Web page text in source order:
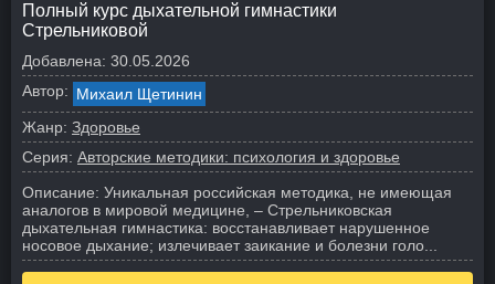
Полный курс дыхательной гимнастики
Стрельниковой
Добавлена: 30.05.2026
Автор: Михаил Щетинин
Жанр: Здоровье
Серия: Авторские методики: психология и здоровье
Описание: Уникальная российская методика, не имеющая
аналогов в мировой медицине, – Стрельниковская
дыхательная гимнастика: восстанавливает нарушенное
носовое дыхание; излечивает заикание и болезни голо...